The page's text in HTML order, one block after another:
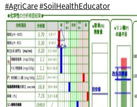
#AgriCare#SoilHealthEducator